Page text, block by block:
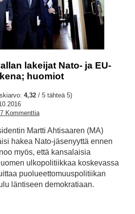
lakeijat Nato- ja EU-
huomiot
4,32 / 5 tähteä 5)
Kommenttia
Martti Ahtisaaren (MA)
hakea Nato-jäsenyyttä ennen
myös, että kansalaisia
ulkopolitiikkaa koskevassa
puolueettomuuspolitiikan
läntiseen demokratiaan.